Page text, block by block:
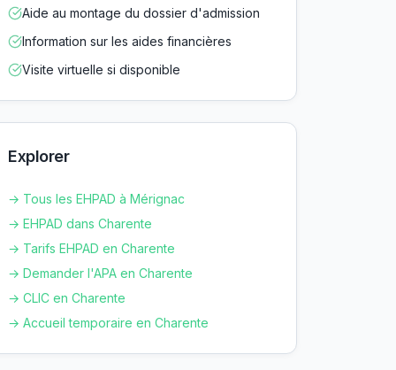
Aide au montage du dossier d'admission
Information sur les aides financières
Visite virtuelle si disponible
Explorer
→ Tous les EHPAD à Mérignac
→ EHPAD dans Charente
→ Tarifs EHPAD en Charente
→ Demander l'APA en Charente
→ CLIC en Charente
→ Accueil temporaire en Charente